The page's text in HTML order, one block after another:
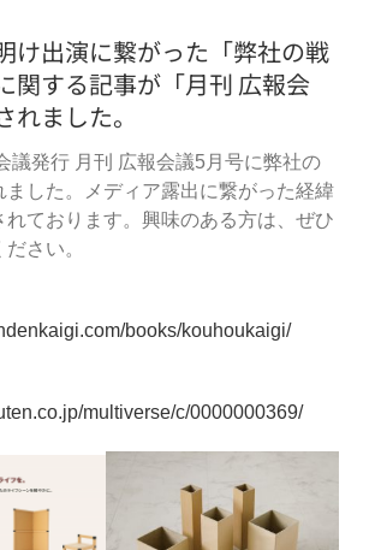
け出演に繋がった「弊社の戦
関する記事が「月刊 広報会
ました。
議発行 月刊 広報会議5月号に弊社の
ました。メディア露出に繋がった経緯
れております。興味のある方は、ぜひ
さい。
books/kouhoukaigi/
multiverse/c/0000000369/